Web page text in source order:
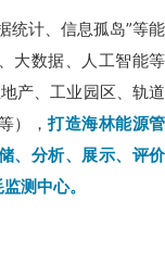
统计、信息孤岛”等能
大数据、人工智能等
产、工业园区、轨道
），打造海林能源管
、分析、展示、评价
测中心。